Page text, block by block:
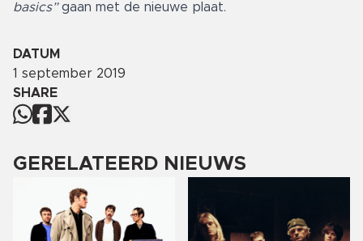
basics”gaan met de nieuwe plaat.
DATUM
1 september 2019
SHARE
GERELATEERD NIEUWS